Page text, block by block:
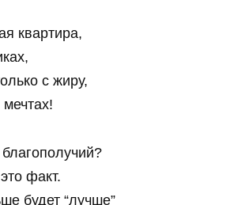
квартира,
с жиру,
факт.
будет “лучше”